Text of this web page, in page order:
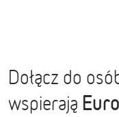
Dołącz do
wspierają